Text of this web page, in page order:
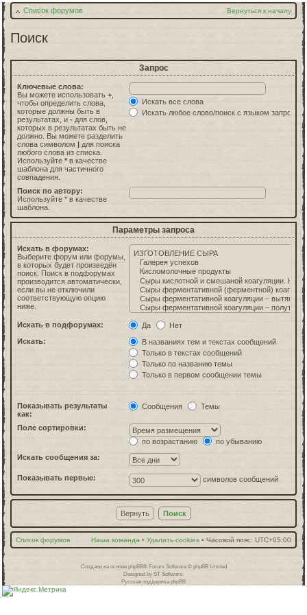
Список форумов Вернуться к началу
Поиск
Запрос
Ключевые слова:
Вы можете использовать +
чтобы определить слова,
которые должны быть в
результатах, и - для слов,
которых в результатах быть не
должно. Вы можете разделить
слова символом | для поиска
любого слова из списка.
Используйте * в качестве
шаблона для частичного
совпадения.
Искать все слова
Искать любое слово/поиск с языком запросов
Поиск по автору:
Используйте * в качестве
шаблона.
Параметры запроса
Искать в форумах:
Выберите форум или форумы,
в которых будет произведён
поиск. Поиск в подфорумах
производится автоматически,
если вы не отключили
соответствующую опцию
ниже.
Искать в подфорумах: Да
Нет
Искать:
В названиях тем и текстах сообщений
Только в текстах сообщений
Только по названию темы
Только в первом сообщении темы
Показывать результаты
как:
Сообщения Темы
Поле сортировки:
по возрастанию
по убыванию
Искать сообщения за:
Показывать первые: символов сообщений
Список форумов Наша команда • Удалить cookies • Часовой пояс: UTC+05:00
Создано на основе phpBB® Forum Software © phpBB Limited
Designed by ST Software.
Русская поддержка phpBB